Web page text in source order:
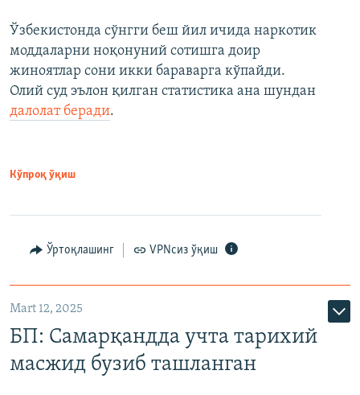
Ўзбекистонда сўнгги беш йил ичида наркотик
моддаларни ноқонуний сотишга доир
жиноятлар сони икки бараварга кўпайди.
Олий суд эълон қилган статистика ана шундан
далолат беради.
Кўпроқ ўқиш
Ўртоқлашинг VPNсиз ўқиш
Mart 12, 2025
БП: Самарқандда учта тарихий
масжид бузиб ташланган